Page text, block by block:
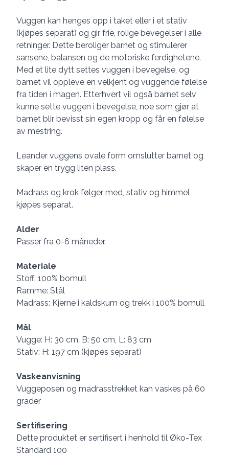
Vuggen kan henges opp i taket eller i et stativ
(kjøpes separat) og gir frie, rolige bevegelser i alle
retninger. Dette beroliger barnet og stimulerer
sansene, balansen og de motoriske ferdighetene.
Med et lite dytt settes vuggen i bevegelse, og
barnet vil oppleve en velkjent og vuggende følelse
fra tiden i magen. Etterhvert vil også barnet selv
kunne sette vuggen i bevegelse, noe som gjør at
barnet blir bevisst sin egen kropp og får en følelse
av mestring.
Leander vuggens ovale form omslutter barnet og
skaper en trygg liten plass.
Madrass og krok følger med, stativ og himmel
kjøpes separat.
Alder
Passer fra 0-6 måneder.
Materiale
Stoff: 100% bomull
Ramme: Stål
Madrass: Kjerne i kaldskum og trekk i 100% bomull
Mål
Vugge: H: 30 cm, B: 50 cm, L: 83 cm
Stativ: H: 197 cm (kjøpes separat)
Vaskeanvisning
Vuggeposen og madrasstrekket kan vaskes på 60
grader
Sertifisering
Dette produktet er sertifisert i henhold til Øko-Tex
Standard 100